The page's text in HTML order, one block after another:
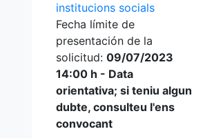
institucions socials
Fecha límite de
presentación de la
solicitud: 09/07/2023
14:00 h - Data
orientativa; si teniu algun
dubte, consulteu l'ens
convocant